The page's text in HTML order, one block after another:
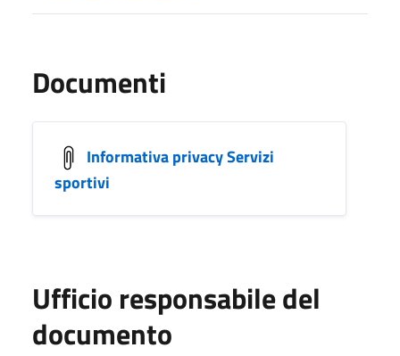
Documenti
Informativa privacy Servizi
sportivi
Ufficio responsabile del
documento